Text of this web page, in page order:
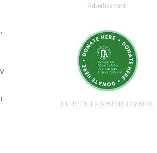
Advertisement
ΣΤΗΡΙΞΤΕ ΤΙΣ ΔΡΑΣΕΙΣ ΤΟΥ ΚΙΠΑ